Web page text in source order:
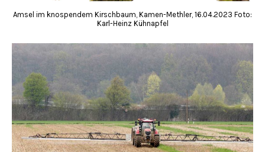
Amsel im knospendem Kirschbaum, Kamen-Methler, 16.04.2023 Foto:
Karl-Heinz Kühnapfel